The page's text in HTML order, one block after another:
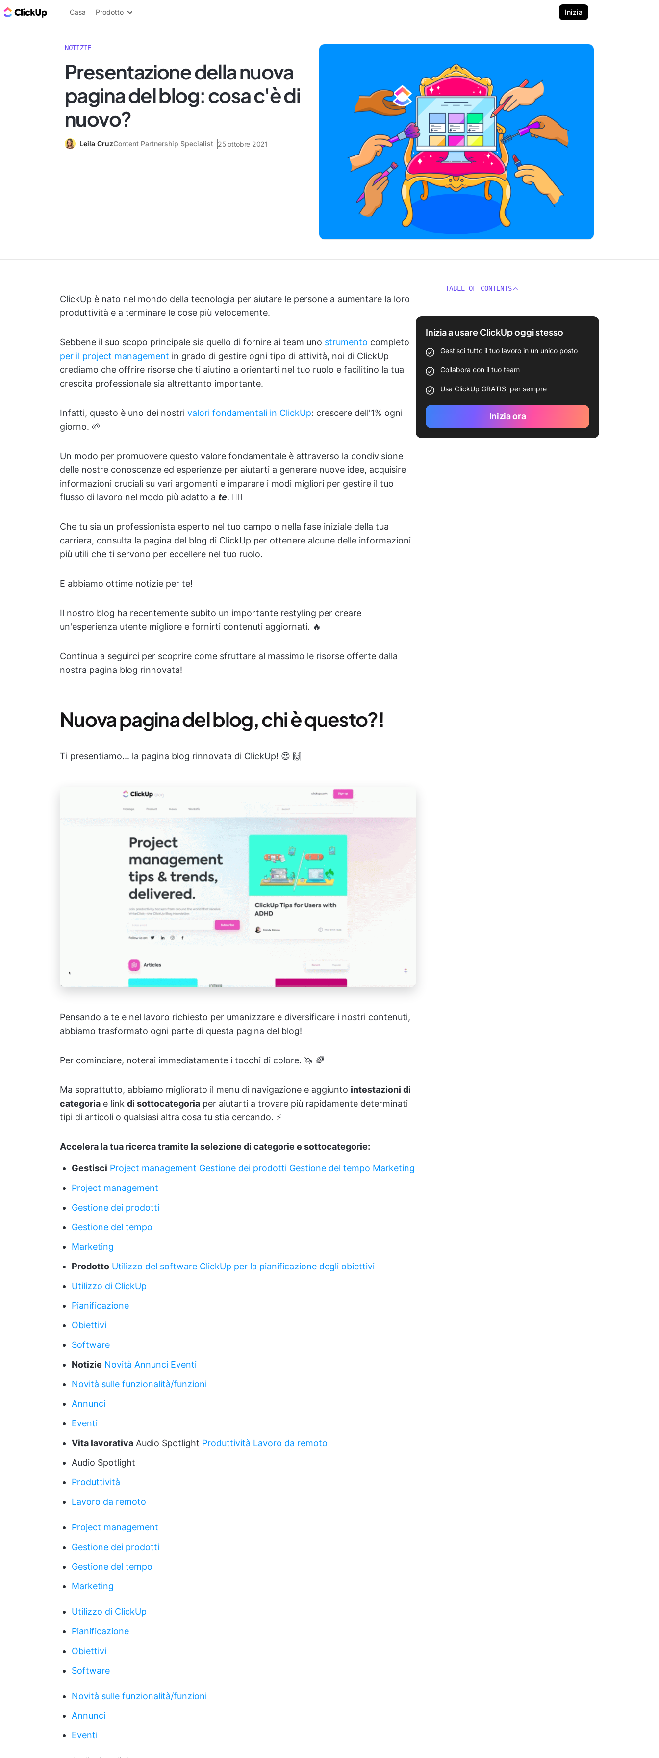
Blog di ClickUp
Casa Prodotto Inizia
NOTIZIE
Presentazione della nuova
pagina del blog: cosa c'è di
nuovo?
Leila CruzContent Partnership Specialist 25 ottobre 2021
ClickUp è nato nel mondo della tecnologia per aiutare le persone a aumentare la loro
produttività e a terminare le cose più velocemente.
Sebbene il suo scopo principale sia quello di fornire ai team uno strumento completo
per il project management in grado di gestire ogni tipo di attività, noi di ClickUp
crediamo che offrire risorse che ti aiutino a orientarti nel tuo ruolo e facilitino la tua
crescita professionale sia altrettanto importante.
Infatti, questo è uno dei nostri valori fondamentali in ClickUp: crescere dell'1% ogni
giorno. 🌱
Un modo per promuovere questo valore fondamentale è attraverso la condivisione
delle nostre conoscenze ed esperienze per aiutarti a generare nuove idee, acquisire
informazioni cruciali su vari argomenti e imparare i modi migliori per gestire il tuo
flusso di lavoro nel modo più adatto a te. 🙋‍♀️
Che tu sia un professionista esperto nel tuo campo o nella fase iniziale della tua
carriera, consulta la pagina del blog di ClickUp per ottenere alcune delle informazioni
più utili che ti servono per eccellere nel tuo ruolo.
E abbiamo ottime notizie per te!
Il nostro blog ha recentemente subito un importante restyling per creare
un'esperienza utente migliore e fornirti contenuti aggiornati. 🔥
Continua a seguirci per scoprire come sfruttare al massimo le risorse offerte dalla
nostra pagina blog rinnovata!
Nuova pagina del blog, chi è questo?!
Ti presentiamo... la pagina blog rinnovata di ClickUp! 😍 🙌
Pensando a te e nel lavoro richiesto per umanizzare e diversificare i nostri contenuti,
abbiamo trasformato ogni parte di questa pagina del blog!
Per cominciare, noterai immediatamente i tocchi di colore. 🦄 🌈
Ma soprattutto, abbiamo migliorato il menu di navigazione e aggiunto intestazioni di
categoria e link di sottocategoria per aiutarti a trovare più rapidamente determinati
tipi di articoli o qualsiasi altra cosa tu stia cercando. ⚡️
Accelera la tua ricerca tramite la selezione di categorie e sottocategorie:
Gestisci Project management Gestione dei prodotti Gestione del tempo Marketing
Project management
Gestione dei prodotti
Gestione del tempo
Marketing
Prodotto Utilizzo del software ClickUp per la pianificazione degli obiettivi
Utilizzo di ClickUp
Pianificazione
Obiettivi
Software
Notizie Novità Annunci Eventi
Novità sulle funzionalità/funzioni
Annunci
Eventi
Vita lavorativa Audio Spotlight Produttività Lavoro da remoto
Audio Spotlight
Produttività
Lavoro da remoto
Project management
Gestione dei prodotti
Gestione del tempo
Marketing
Utilizzo di ClickUp
Pianificazione
Obiettivi
Software
Novità sulle funzionalità/funzioni
Annunci
Eventi
TABLE OF CONTENTS
Inizia a usare ClickUp oggi stesso
Gestisci tutto il tuo lavoro in un unico posto
Collabora con il tuo team
Usa ClickUp GRATIS, per sempre
Inizia ora